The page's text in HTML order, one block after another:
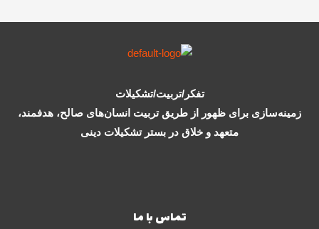
تفکر/تربیت/تشکیلات
زمینه‌سازی برای ظهور از طریق تربیت انسان‌های صالح، هدفمند،
متعهد و خلاق در بستر تشکیلات دینی
تماس با ما